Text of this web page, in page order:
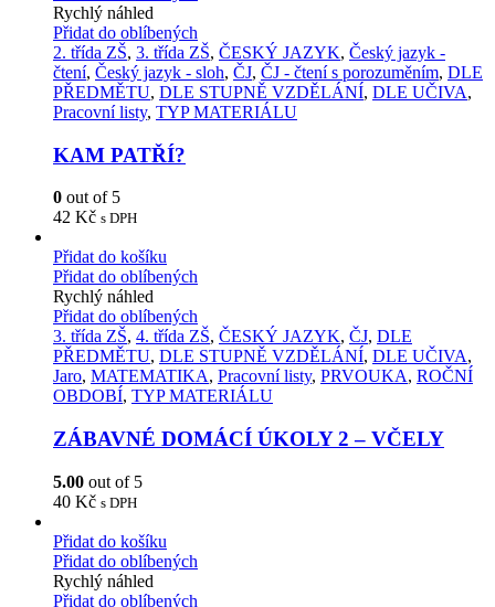
Rychlý náhled
Přidat do oblíbených
2. třída ZŠ, 3. třída ZŠ, ČESKÝ JAZYK, Český jazyk -
čtení, Český jazyk - sloh, ČJ, ČJ - čtení s porozuměním, DLE
PŘEDMĚTU, DLE STUPNĚ VZDĚLÁNÍ, DLE UČIVA,
Pracovní listy, TYP MATERIÁLU
KAM PATŘÍ?
0 out of 5
42 Kč s DPH
Přidat do košíku
Přidat do oblíbených
Rychlý náhled
Přidat do oblíbených
3. třída ZŠ, 4. třída ZŠ, ČESKÝ JAZYK, ČJ, DLE
PŘEDMĚTU, DLE STUPNĚ VZDĚLÁNÍ, DLE UČIVA,
Jaro, MATEMATIKA, Pracovní listy, PRVOUKA, ROČNÍ
OBDOBÍ, TYP MATERIÁLU
ZÁBAVNÉ DOMÁCÍ ÚKOLY 2 – VČELY
5.00 out of 5
40 Kč s DPH
Přidat do košíku
Přidat do oblíbených
Rychlý náhled
Přidat do oblíbených